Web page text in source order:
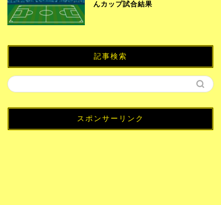
んカップ試合結果
記事検索
スポンサーリンク